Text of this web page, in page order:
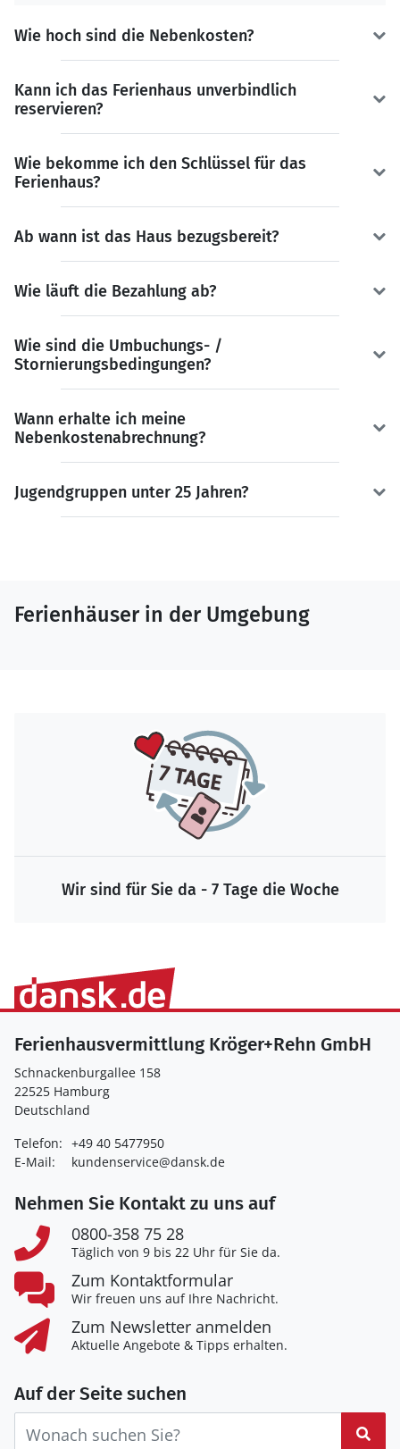
Wie hoch sind die Nebenkosten?
Kann ich das Ferienhaus unverbindlich
reservieren?
Wie bekomme ich den Schlüssel für das
Ferienhaus?
Ab wann ist das Haus bezugsbereit?
Wie läuft die Bezahlung ab?
Wie sind die Umbuchungs- /
Stornierungsbedingungen?
Wann erhalte ich meine
Nebenkostenabrechnung?
Jugendgruppen unter 25 Jahren?
Ferienhäuser in der Umgebung
Wir sind für Sie da - 7 Tage die Woche
Ferienhausvermittlung Kröger+Rehn GmbH
Schnackenburgallee 158
22525 Hamburg
Deutschland
Telefon: +49 40 5477950
E-Mail:
kundenservice@dansk.de
Nehmen Sie Kontakt zu uns auf
0800-358 75 28
Täglich von 9 bis 22 Uhr für Sie da.
Zum Kontaktformular
Wir freuen uns auf Ihre Nachricht.
Zum Newsletter anmelden
Aktuelle Angebote & Tipps erhalten.
Auf der Seite suchen